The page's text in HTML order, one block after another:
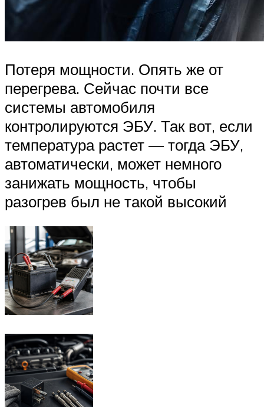
Потеря мощности. Опять же от
перегрева. Сейчас почти все
системы автомобиля
контролируются ЭБУ. Так вот, если
температура растет — тогда ЭБУ,
автоматически, может немного
занижать мощность, чтобы
разогрев был не такой высокий